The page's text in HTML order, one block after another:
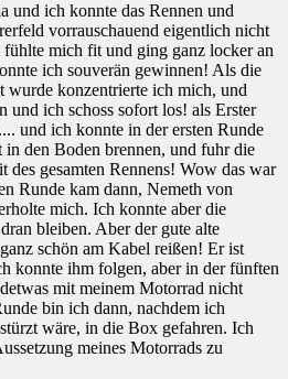
und ich konnte das Rennen und
vorrauschauend eigentlich nicht
mich fit und ging ganz locker an
ich souverän gewinnen! Als die
wurde konzentrierte ich mich, und
und ich schoss sofort los! als Erster
und ich konnte in der ersten Runde
in den Boden brennen, und fuhr die
des gesamten Rennens! Wow das war
Runde kam dann, Nemeth von
mich. Ich konnte aber die
bleiben. Aber der gute alte
schön am Kabel reißen! Er ist
konnte ihm folgen, aber in der fünften
mit meinem Motorrad nicht
bin ich dann, nachdem ich
wäre, in die Box gefahren. Ich
meines Motorrads zu